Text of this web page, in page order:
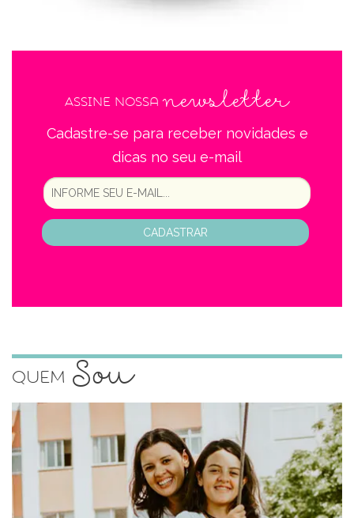
Assine nossanewsletter
Cadastre-se para receber novidades e
dicas no seu e-mail
CADASTRAR
Quem Sou